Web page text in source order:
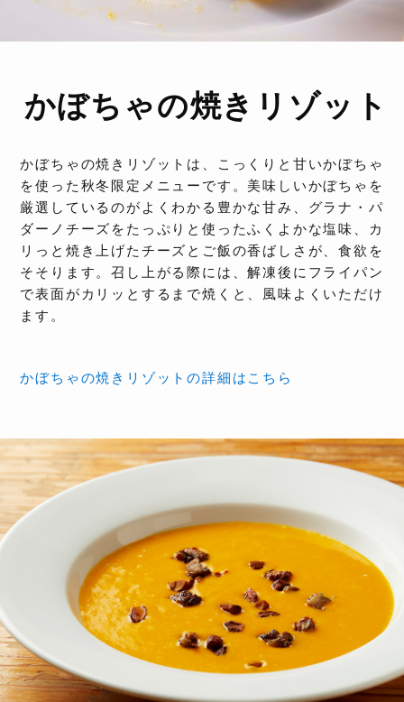
かぼちゃの焼きリゾット
かぼちゃの焼きリゾットは、こっくりと甘いかぼちゃ
を使った秋冬限定メニューです。美味しいかぼちゃを
厳選しているのがよくわかる豊かな甘み、グラナ・パ
ダーノチーズをたっぷりと使ったふくよかな塩味、カ
リっと焼き上げたチーズとご飯の香ばしさが、食欲を
そそります。召し上がる際には、解凍後にフライパン
で表面がカリッとするまで焼くと、風味よくいただけ
ます。
かぼちゃの焼きリゾットの詳細はこちら